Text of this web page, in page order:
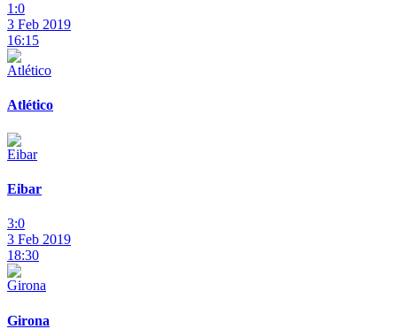
1:0
3 Feb 2019
16:15
Atlético
Eibar
3:0
3 Feb 2019
18:30
Girona